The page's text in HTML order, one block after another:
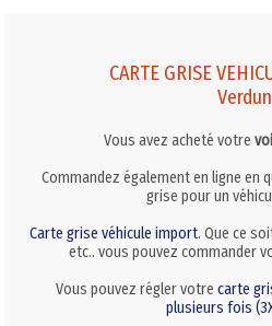
CARTE GRISE
Verdun
Vous avez acheté votre
Commandez également en ligne en
grise pour un
Carte grise véhicule import. Que ce
etc.. vous pouvez commander
Vous pouvez régler votrecarte
plusieurs fois